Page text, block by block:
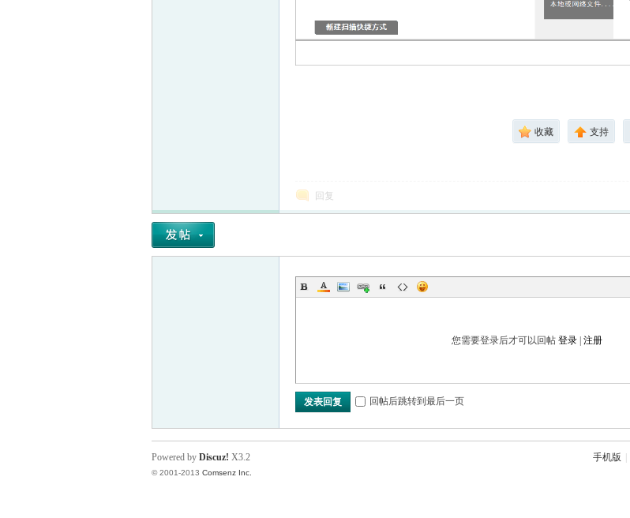
学
收藏 支持
回复
您需要登录后才可以回帖 登录 注册
发表回复 回帖后跳转到最后一页
手机版
Powered by Discuz! X3.2
© 2001-2013 Comsenz Inc.